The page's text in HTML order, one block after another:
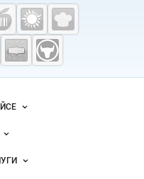
проекты
—